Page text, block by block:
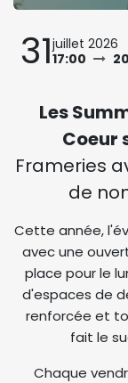
31juillet 2026
17:00
Les
Coeur
Frameries
de
Cette année,
avec une
place pour le
d'espaces de
renforcée et
fait le
Chaque